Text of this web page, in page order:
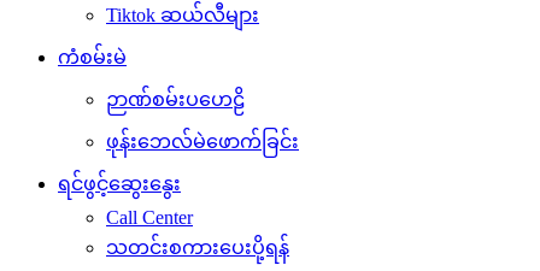
Tiktok ဆယ်လီများ
ကံစမ်းမဲ
ဉာဏ်စမ်းပဟေဠိ
ဖုန်းဘေလ်မဲဖောက်ခြင်း
ရင်ဖွင့်ဆွေးနွေး
Call Center
သတင်းစကားပေးပို့ရန်